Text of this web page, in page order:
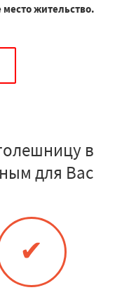
жительство.
в
для Вас
✔